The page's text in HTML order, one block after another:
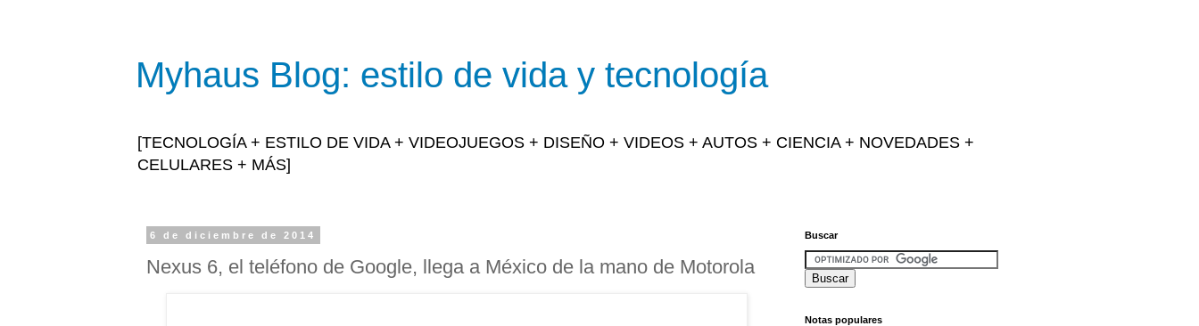
Myhaus Blog: estilo de vida y tecnología
[TECNOLOGÍA + ESTILO DE VIDA + VIDEOJUEGOS + DISEÑO + VIDEOS + AUTOS + CIENCIA + NOVEDADES +
CELULARES + MÁS]
6 de diciembre de 2014
Nexus 6, el teléfono de Google, llega a México de la mano de Motorola
Buscar
Notas populares